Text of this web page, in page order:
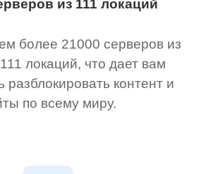
из 111 локаций
более 21000 серверов из
локаций, что дает вам
разблокировать контент и
по всему миру.